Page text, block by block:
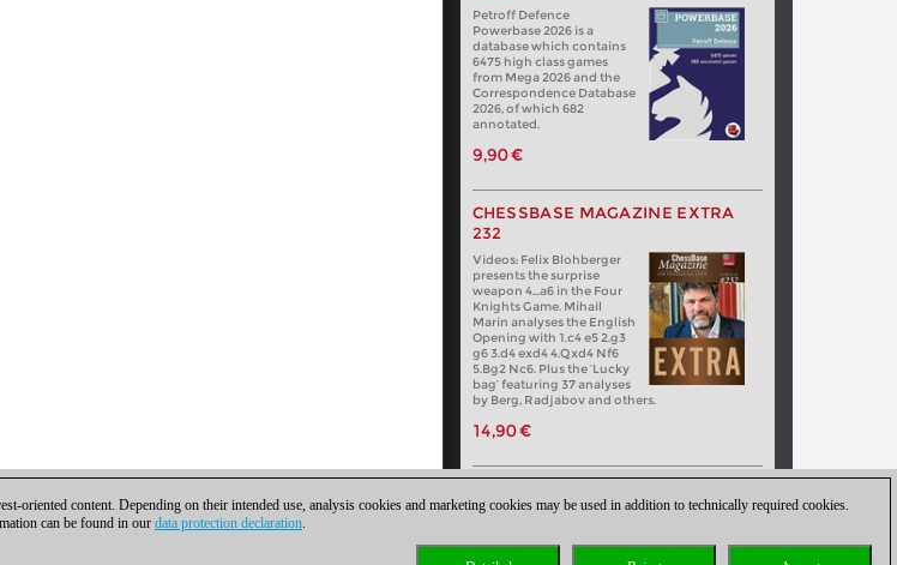
Petroff Defence
Powerbase 2026 is a
database which contains
6475 high class games
from Mega 2026 and the
Correspondence Database
2026, of which 682
annotated.
9,90 €
CHESSBASE MAGAZINE EXTRA
232
Videos: Felix Blohberger
presents the surprise
weapon 4…a6 in the Four
Knights Game. Mihail
Marin analyses the English
Opening with 1.c4 e5 2.g3
g6 3.d4 exd4 4.Qxd4 Nf6
5.Bg2 Nc6. Plus the ‘Lucky
bag’ featuring 37 analyses
by Berg, Radjabov and others.
14,90 €
oriented content. Depending on their intended use, analysis cookies and marketing cookies may be used in addition to technically required cookies.
can be found in our data protection declaration.